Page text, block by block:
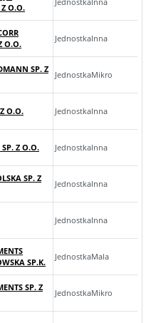
Z O.O.
O.O.
JednostkaInna
SP. Z
JednostkaMikro
O.O. JednostkaInna
Z O.O. JednostkaInna
SP. Z
JednostkaInna
JednostkaInna
SP.K.
JednostkaMala
SP. Z
JednostkaMikro